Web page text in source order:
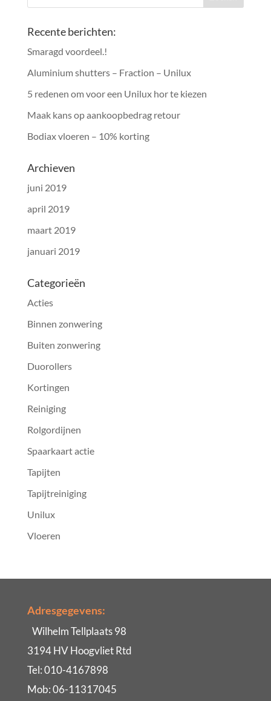
Recente berichten:
Smaragd voordeel.!
Aluminium shutters – Fraction – Unilux
5 redenen om voor een Unilux hor te kiezen
Maak kans op aankoopbedrag retour
Bodiax vloeren – 10% korting
Archieven
juni 2019
april 2019
maart 2019
januari 2019
Categorieën
Acties
Binnen zonwering
Buiten zonwering
Duorollers
Kortingen
Reiniging
Rolgordijnen
Spaarkaart actie
Tapijten
Tapijtreiniging
Unilux
Vloeren
Adresgegevens:
Wilhelm Tellplaats 98
3194 HV Hoogvliet Rtd
Tel: 010-4167898
Mob: 06-11317045